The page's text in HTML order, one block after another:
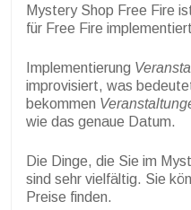
Mystery Shop Free Fire
für Free Fire
Implementierung
improvisiert, was
bekommen
wie das genaue Datum.
Die Dinge, die Sie im
sind sehr vielfältig. Sie
Preise finden.